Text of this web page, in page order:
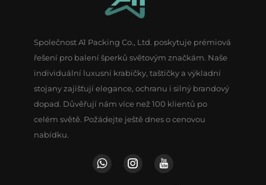
Společnost A1 Packing Co., Ltd. poskytuje prémiová
řešení pro balení šperků světovým značkám. Naše
individuální luxusní krabičky, taštičky a výkladní
stojany zajišťují elegance, ochranu i silný brandový
dopad. Důvěřují nám více než 100 klientů po
celém světě. Požádejte ještě dnes o cenovou
nabídku.